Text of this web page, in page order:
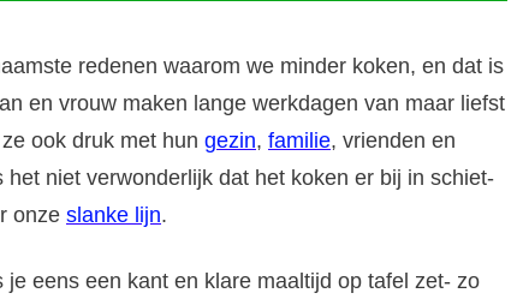
redenen waarom we minder koken, en dat is
en vrouw maken lange werkdagen van maar liefst
ook druk met hun gezin, familie, vrienden en
niet verwonderlijk dat het koken er bij in schiet-
onze slanke lijn.
eens een kant en klare maaltijd op tafel zet- zo